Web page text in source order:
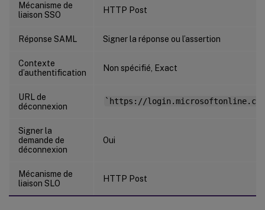
Mécanisme de
liaison SSO
HTTP Post
Réponse SAML Signer la réponse ou l’assertion
Contexte
d’authentification
Non spécifié, Exact
URL de
déconnexion
`https://login.microsoftonline.com/
Signer la
demande de
déconnexion
Oui
Mécanisme de
liaison SLO
HTTP Post